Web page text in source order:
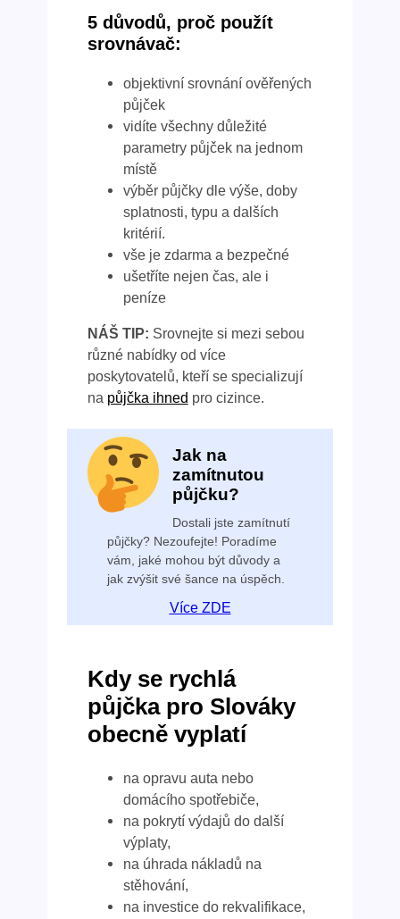
5 důvodů, proč použít
srovnávač:
objektivní srovnání ověřených
půjček
vidíte všechny důležité
parametry půjček na jednom
místě
výběr půjčky dle výše, doby
splatnosti, typu a dalších
kritérií.
vše je zdarma a bezpečné
ušetříte nejen čas, ale i
peníze
NÁŠ TIP: Srovnejte si mezi sebou
různé nabídky od více
poskytovatelů, kteří se specializují
na půjčka ihned pro cizince.
Jak na
zamítnutou
půjčku?
Dostali jste zamítnutí
půjčky? Nezoufejte! Poradíme
vám, jaké mohou být důvody a
jak zvýšit své šance na úspěch.
Více ZDE
Kdy se rychlá
půjčka pro Slováky
obecně vyplatí
na opravu auta nebo
domácího spotřebiče,
na pokrytí výdajů do další
výplaty,
na úhrada nákladů na
stěhování,
na investice do rekvalifikace,